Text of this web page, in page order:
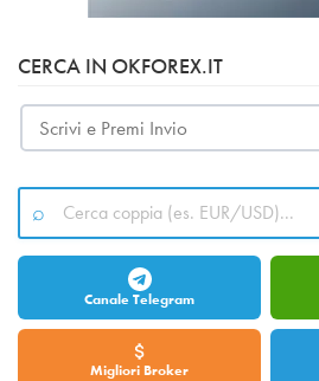
CERCA IN OKFOREX.IT
Canale Telegram
Migliori Broker